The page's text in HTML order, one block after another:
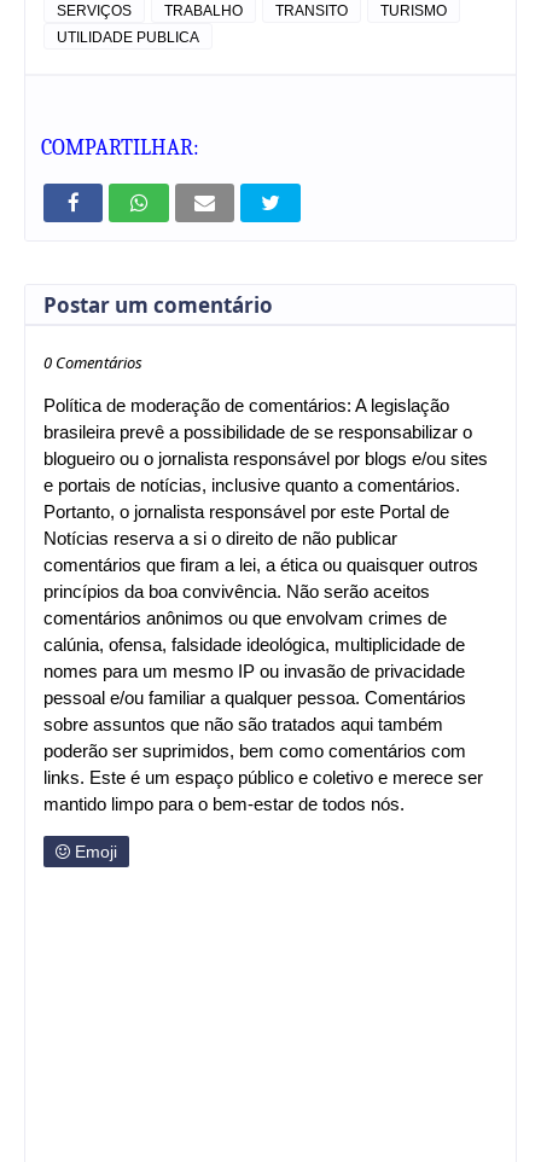
SERVIÇOS
TRABALHO TRANSITO
TURISMO
UTILIDADE PUBLICA
COMPARTILHAR:
Postar um comentário
0 Comentários
Política de moderação de comentários: A legislação
brasileira prevê a possibilidade de se responsabilizar o
blogueiro ou o jornalista responsável por blogs e/ou sites
e portais de notícias, inclusive quanto a comentários.
Portanto, o jornalista responsável por este Portal de
Notícias reserva a si o direito de não publicar
comentários que firam a lei, a ética ou quaisquer outros
princípios da boa convivência. Não serão aceitos
comentários anônimos ou que envolvam crimes de
calúnia, ofensa, falsidade ideológica, multiplicidade de
nomes para um mesmo IP ou invasão de privacidade
pessoal e/ou familiar a qualquer pessoa. Comentários
sobre assuntos que não são tratados aqui também
poderão ser suprimidos, bem como comentários com
links. Este é um espaço público e coletivo e merece ser
mantido limpo para o bem-estar de todos nós.
Emoji